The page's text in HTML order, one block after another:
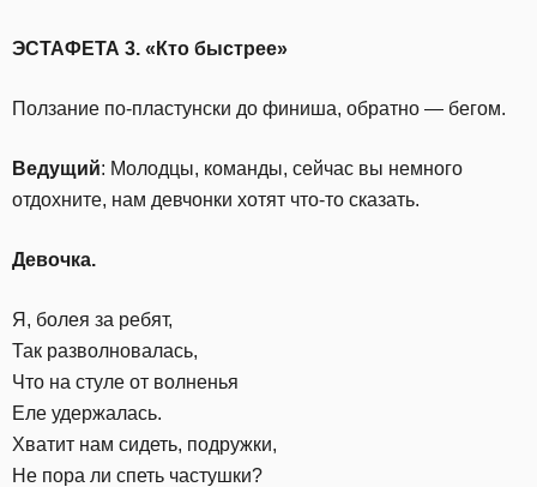
ЭСТАФЕТА 3. «Кто быстрее»
Ползание по-пластунски до финиша, обратно — бегом.
Ведущий: Молодцы, команды, сейчас вы немного
отдохните, нам девчонки хотят что-то сказать.
Девочка.
Я, болея за ребят,
Так разволновалась,
Что на стуле от волненья
Еле удержалась.
Хватит нам сидеть, подружки,
Не пора ли спеть частушки?